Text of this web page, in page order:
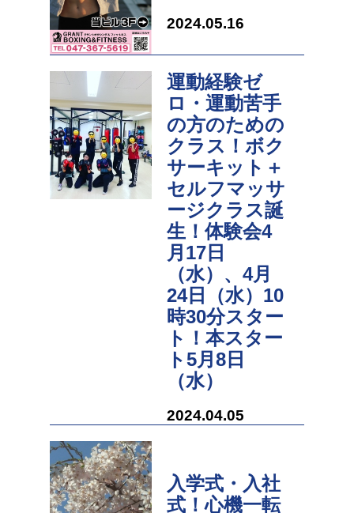
2024.05.16
運動経験ゼ
ロ・運動苦手
の方のための
クラス！ボク
サーキット＋
セルフマッサ
ージクラス誕
生！体験会4
月17日
（水）、4月
24日（水）10
時30分スター
ト！本スター
ト5月8日
（水）
2024.04.05
入学式・入社
式！心機一転